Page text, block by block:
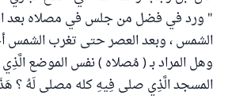
" ورد في فضل من جلس في مصلاه بعد
الشمس ، وبعد العصر حتى تغرب الشمس
وهل المراد بـ ( مُصلاه ) نفس الموضع
المسجد الَّذِي صلى فِيهِ كله مصلى لَهُ ؟